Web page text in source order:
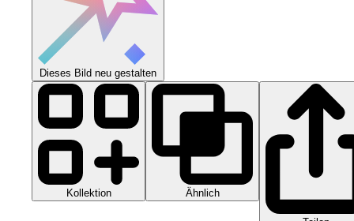
Dieses Bild neu gestalten
Kollektion Ähnlich